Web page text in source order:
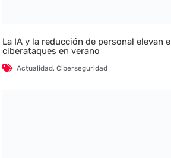
La IA y la reducción de personal elevan
ciberataques en verano
Actualidad,Ciberseguridad